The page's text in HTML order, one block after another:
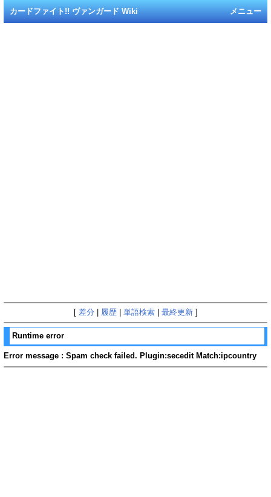
メニュー
カードファイト!! ヴァンガード Wiki
[ 差分 履歴| 単語検索| 最終更新]
Runtime error
Error message : Spam check failed. Plugin:secedit Match:ipcountry